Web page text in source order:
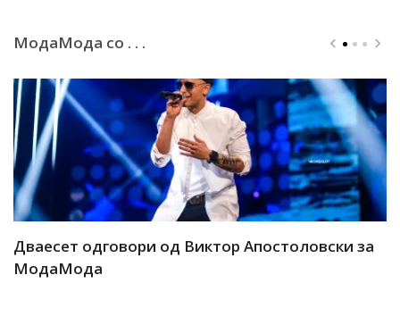
МодаМода со . . .
Дваесет одговори од Виктор Апостоловски за
МодаМода